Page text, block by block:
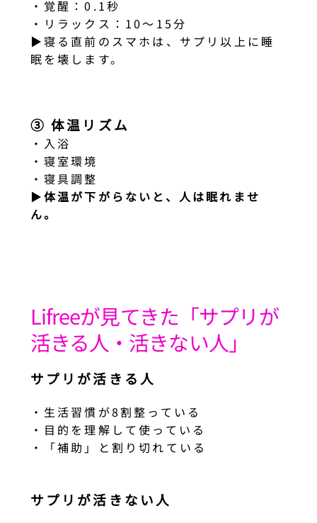
・覚醒：0.1秒
・リラックス：10〜15分
▶︎寝る直前のスマホは、サプリ以上に睡
眠を壊します。
③ 体温リズム
・入浴
・寝室環境
・寝具調整
▶︎体温が下がらないと、人は眠れませ
ん。
Lifreeが見てきた「サプリが
活きる人・活きない人」
サプリが活きる人
・生活習慣が8割整っている
・目的を理解して使っている
・「補助」と割り切れている
サプリが活きない人